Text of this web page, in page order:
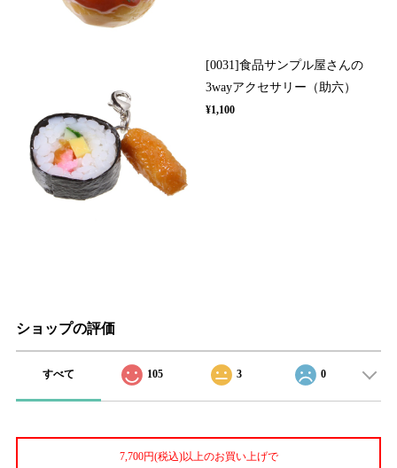
[0031]食品サンプル屋さんの
3wayアクセサリー（助六）
¥1,100
ショップの評価
すべて 105 3 0
7,700円(税込)以上のお買い上げで